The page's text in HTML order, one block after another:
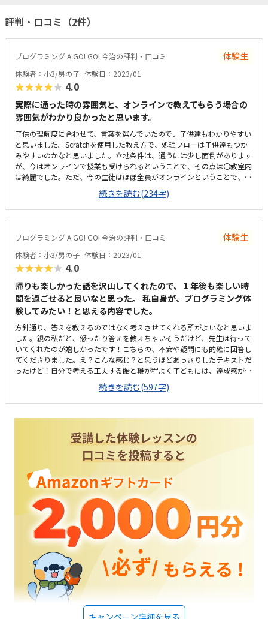
評判・口コミ（2件）
プログラミング A GO! GO! 今治の評判・口コミ 体験生
体験者：小3/男の子 体験日：2023/01
★★★★★ 4.0
実際に通った時の雰囲気と、オンラインで教えてもらう場合の
雰囲気がわかり良かったと思います。
子供の理解度に合わせて、言葉を選んでいたので、子供達もわかりやすい
と思いました。Scratchを使用した教え方で、処理フローは子供達もつか
みやすいのかなと思いました。立地条件は、通うには少し面倒があります
が、今はオンラインで授業も受けられるということで、その点は〇教室内
は綺麗でした。ただ、今の生徒はほぼ全員がオンラインということで、教
室に通ってはいないようです。値段設定は、通う場合とオンラインで教え
る場合の2段構えで、高すぎず安すぎず、丁度良い値段設定と思います。
続きを読む(234字)
プログラミング A GO! GO! 今治の評判・口コミ 体験生
体験者：小3/男の子 体験日：2023/01
★★★★★ 4.0
帰りも楽しかった話を沢山してくれたので、１年後も楽しい時
間を過ごせると良いなと思った。 私自身が、プログラミング体
験してみたい！と思える内容でした。
方針通り、答えを教えるのではなく考えさせてくれる所がよいなと思いま
した。親の私だと、怒ったり答えを教えちゃいそうだけど、先生は待って
いてくれたのが嬉しかったです！こちらの、不安や疑問にも的確に回答し
てくださりました。え？こんな感じ？と思うほどあっさりしたテキストだ
ったけど！自分で考える工夫する飴と鞭が程よく子どもには、達成感が小
さなハードルでクリア出来そうな印象。駐車場代負担していただけたのは
かなり有り難かった。場所は、マップさえ見れる方なら一発で行けると思
う。リモートの生徒さんが多数だし、こんな感じ？かな？オシャレな内装
えずやってみよう！となれた。リモートがお得な気がするが通いだと、最
後に出来を確認してあげられる知り合いのお兄さんが暖かく見守ってくれ
ながらやりたい事をやれるように又、やれた事を認めてもらえそう！な先
生だからあっという間に距離は縮まって楽しい時間になるだろうな♪と思
える先生でした。プログラミング体験は自分の作ったプログラムが動くの
がとても楽しかったみたいでした！ 勝手にしてもプログラムに関して生
徒が興味を持つ分には、先生が注意する事なく見守ってくれたのは親とし
て嬉しかったです。私なら、何違う事してるんだと怒ってしまうだろうな
と、、
続きを読む(597字)
キャンペーン詳細を見る